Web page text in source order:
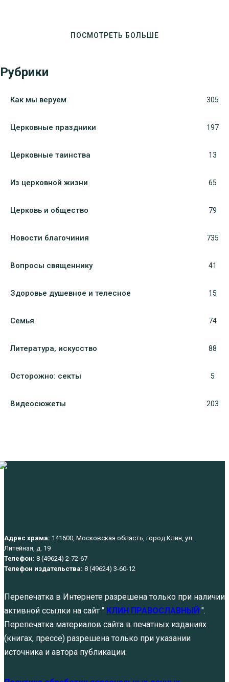
ПОСМОТРЕТЬ БОЛЬШЕ
Рубрики
Как мы веруем 305
Церковные праздники 197
Церковные таинства 13
Из церковной жизни 65
Церковь и общество 79
Новости благочиния 735
Вопросы священнику 41
Здоровье душевное и телесное 15
Семья 74
Литература, искуcство 88
Осторожно: секты 5
Видеосюжеты 203
Адрес храма: 141600, Московская область, город Клин, ул.
Литейная, д. 19
Телефон: 8 (49624) 2-72-67
Телефон издательства: 8 (49624) 3-60-12
Перепечатка в Интернете разрешена только при наличии
активной ссылки на сайт " КЛИН ПРАВОСЛАВНЫЙ ".
Перепечатка материалов сайта в печатных изданиях
(книгах, прессе) разрешена только при указании
источника и автора публикации.